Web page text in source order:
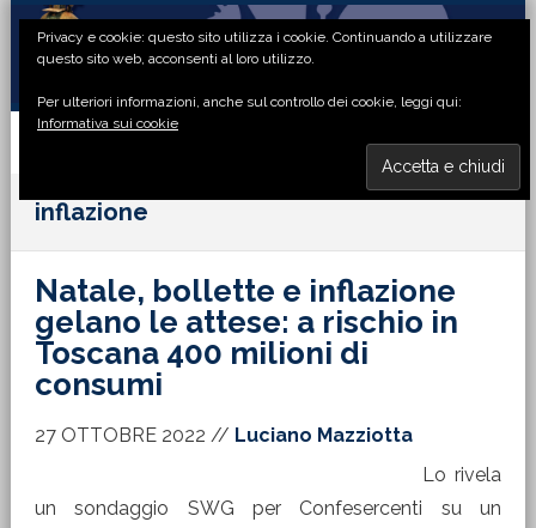
Passa
primaria
Passa
principale
Passa
laterale
Passa
di
inflazione
Natale, bollette e inflazione
gelano le attese: a rischio in
Toscana 400 milioni di
consumi
27 OTTOBRE 2022 // Luciano Mazziotta
Lo rivela
un sondaggio SWG per Confesercenti su un
Privacy e cookie: questo sito utilizza i cookie. Continuando a utilizzare
questo sito web, acconsenti al loro utilizzo.
Per ulteriori informazioni, anche sul controllo dei cookie, leggi qui:
Informativa sui cookie